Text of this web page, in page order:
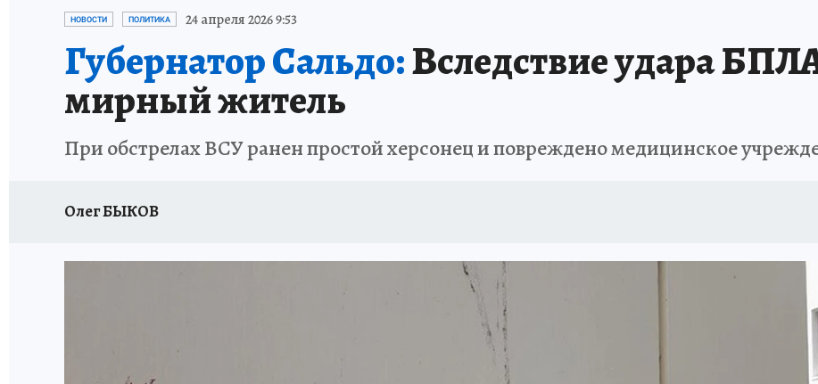
НОВОСТИ ПОЛИТИКА 24 апреля 2026 9:53
Губернатор Сальдо:Вследствие удара
мирный житель
При обстрелах ВСУ ранен простой херсонец и повреждено медицинское
Олег БЫКОВ